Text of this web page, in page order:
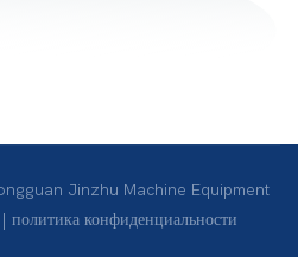
Jinzhu Machine Equipment
политика конфиденциальности